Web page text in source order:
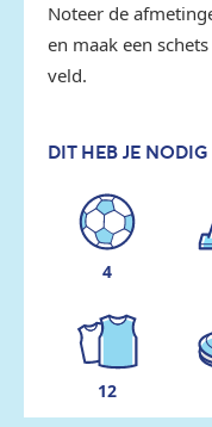
Noteer de
en maak een
veld.
DIT HEB JE NODIG
4
12